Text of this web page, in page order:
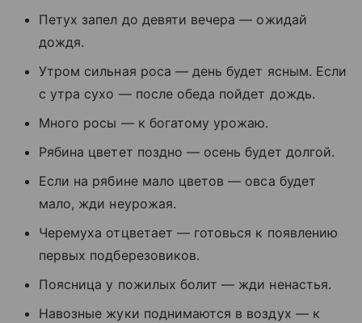
Петух запел до девяти вечера — ожидай
дождя.
Утром сильная роса — день будет ясным. Если
с утра сухо — после обеда пойдет дождь.
Много росы — к богатому урожаю.
Рябина цветет поздно — осень будет долгой.
Если на рябине мало цветов — овса будет
мало, жди неурожая.
Черемуха отцветает — готовься к появлению
первых подберезовиков.
Поясница у пожилых болит — жди ненастья.
Навозные жуки поднимаются в воздух — к